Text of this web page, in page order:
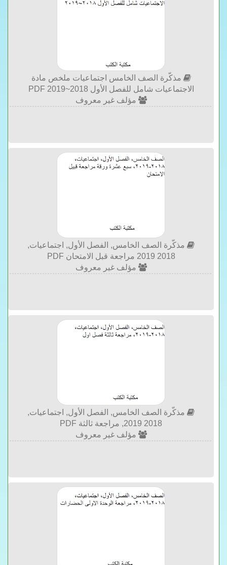
مذكّرة الصف الخامس اجتماعيات ملخص مادة
الاجتماعيات شامل للفصل الأول 2018~2019 PDF
مؤلف غير معروف
مذكّرة الصف الخامس, الفصل الأول, اجتماعيات,
2018 2019 مراجعة قبل الامتحان PDF
مؤلف غير معروف
مذكّرة الصف الخامس, الفصل الأول, اجتماعيات,
2018 2019, مراجعة ثالثة PDF
مؤلف غير معروف